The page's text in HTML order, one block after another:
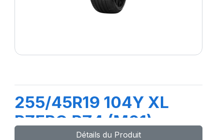
255/45R19 104Y XL
PZERO PZ4 (M01)
Détails du Produit